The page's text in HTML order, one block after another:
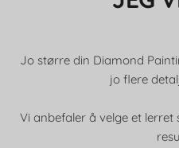
Jo større din Diamond
jo flere
Vi anbefaler å velge et